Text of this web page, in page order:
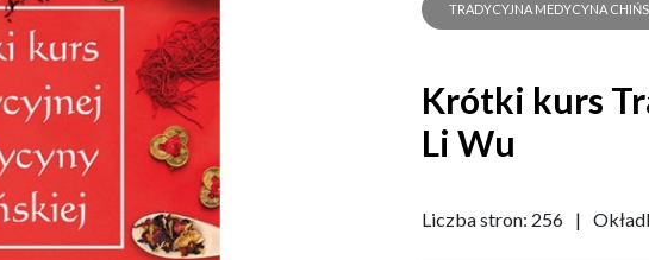
TRADYCYJNA MEDYCYNA
Krótki kurs
Li Wu
Liczba stron: 256 |